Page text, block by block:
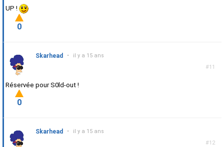
UP !
0
#11
Skarhead • il y a 15 ans
Réservée pour S0ld-out !
0
#12
Skarhead • il y a 15 ans